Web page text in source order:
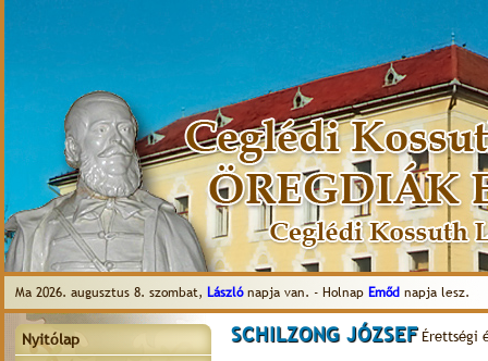
Ma 2026. augusztus 8. szombat, Lászlónapja van. - Holnap Emőd napja lesz.
Nyitólap
SCHILZONG JÓZSEF Érettségi